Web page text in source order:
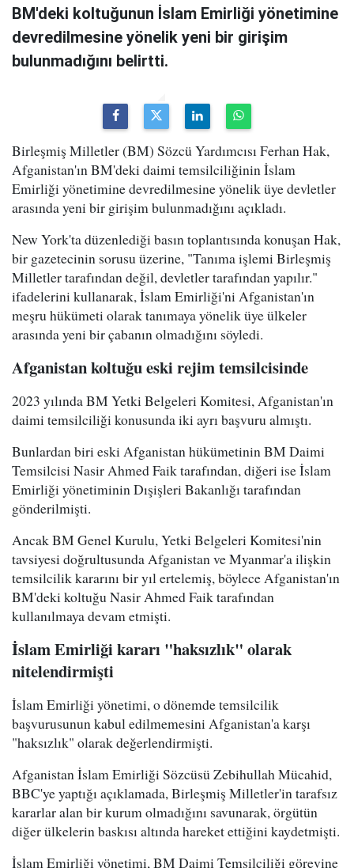
BM'deki koltuğunun İslam Emirliği yönetimine
devredilmesine yönelik yeni bir girişim
bulunmadığını belirtti.
Birleşmiş Milletler (BM) Sözcü Yardımcısı Ferhan Hak,
Afganistan'ın BM'deki daimi temsilciliğinin İslam
Emirliği yönetimine devredilmesine yönelik üye devletler
arasında yeni bir girişim bulunmadığını açıkladı.
New York'ta düzenlediği basın toplantısında konuşan Hak,
bir gazetecinin sorusu üzerine, "Tanıma işlemi Birleşmiş
Milletler tarafından değil, devletler tarafından yapılır."
ifadelerini kullanarak, İslam Emirliği'ni Afganistan'ın
meşru hükümeti olarak tanımaya yönelik üye ülkeler
arasında yeni bir çabanın olmadığını söyledi.
Afganistan koltuğu eski rejim temsilcisinde
2023 yılında BM Yetki Belgeleri Komitesi, Afganistan'ın
daimi temsilciliği konusunda iki ayrı başvuru almıştı.
Bunlardan biri eski Afganistan hükümetinin BM Daimi
Temsilcisi Nasir Ahmed Faik tarafından, diğeri ise İslam
Emirliği yönetiminin Dışişleri Bakanlığı tarafından
gönderilmişti.
Ancak BM Genel Kurulu, Yetki Belgeleri Komitesi'nin
tavsiyesi doğrultusunda Afganistan ve Myanmar'a ilişkin
temsilcilik kararını bir yıl ertelemiş, böylece Afganistan'ın
BM'deki koltuğu Nasir Ahmed Faik tarafından
kullanılmaya devam etmişti.
İslam Emirliği kararı "haksızlık" olarak
nitelendirmişti
İslam Emirliği yönetimi, o dönemde temsilcilik
başvurusunun kabul edilmemesini Afganistan'a karşı
"haksızlık" olarak değerlendirmişti.
Afganistan İslam Emirliği Sözcüsü Zebihullah Mücahid,
BBC'ye yaptığı açıklamada, Birleşmiş Milletler'in tarafsız
kararlar alan bir kurum olmadığını savunarak, örgütün
diğer ülkelerin baskısı altında hareket ettiğini kaydetmişti.
İslam Emirliği yönetimi, BM Daimi Temsilciliği görevine